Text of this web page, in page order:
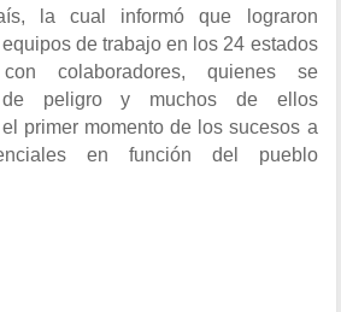
la cual informó que lograron
de trabajo en los 24 estados
colaboradores, quienes se
de peligro y muchos de ellos
primer momento de los sucesos a
en función del pueblo